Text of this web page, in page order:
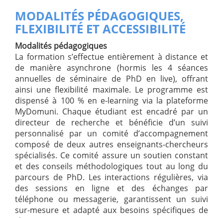
MODALITÉS PÉDAGOGIQUES,
FLEXIBILITÉ ET ACCESSIBILITÉ
Modalités pédagogiques
La formation s’effectue entièrement à distance et
de manière asynchrone (hormis les 4 séances
annuelles de séminaire de PhD en live), offrant
ainsi une flexibilité maximale. Le programme est
dispensé à 100 % en e-learning via la plateforme
MyDomuni. Chaque étudiant est encadré par un
directeur de recherche et bénéficie d’un suivi
personnalisé par un comité d’accompagnement
composé de deux autres enseignants-chercheurs
spécialisés. Ce comité assure un soutien constant
et des conseils méthodologiques tout au long du
parcours de PhD. Les interactions régulières, via
des sessions en ligne et des échanges par
téléphone ou messagerie, garantissent un suivi
sur-mesure et adapté aux besoins spécifiques de